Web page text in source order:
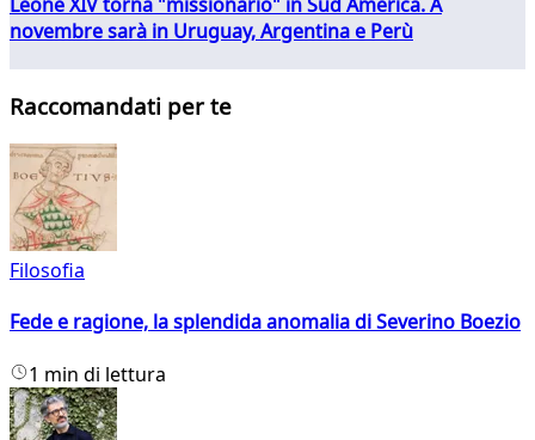
novembre sarà in Uruguay, Argentina e Perù
Raccomandati per te
Filosofia
Fede e ragione, la splendida anomalia di Severino Boezio
1 min di lettura